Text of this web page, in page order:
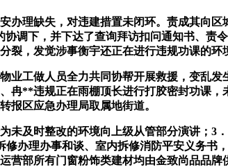
缺失，对违建措置未闭环。责成其向区
调下，并下达了查询拜访扣问通知书、
裂，发觉涉事衡宇还正在进行违规功课的
做人员全力共同协帮开展救援，变乱发
冉**违规正在雨棚顶长进行打胶密封功课
报区应急办理局取属地街道。
及时整改的环境向上级从管部分演讲；3
办理办事和谈、室内拆修消防平安义务书
营部所有门窗粉饰类建材均由金致尚品品